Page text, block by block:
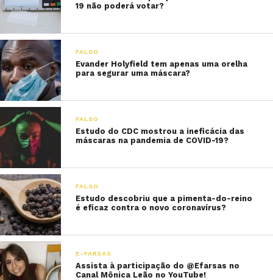
19 não poderá votar?
FALSO
Evander Holyfield tem apenas uma orelha
para segurar uma máscara?
FALSO
Estudo do CDC mostrou a ineficácia das
máscaras na pandemia de COVID-19?
FALSO
Estudo descobriu que a pimenta-do-reino
é eficaz contra o novo coronavírus?
E-FARSAS
Assista à participação do @Efarsas no
Canal Mônica Leão no YouTube!